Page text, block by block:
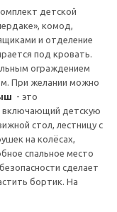
детской
комод,
и отделение
под кровать.
ограждением
При желании можно
- это
включающий детскую
стол, лестницу с
на колёсах,
спальное место
сделает
бортик. На